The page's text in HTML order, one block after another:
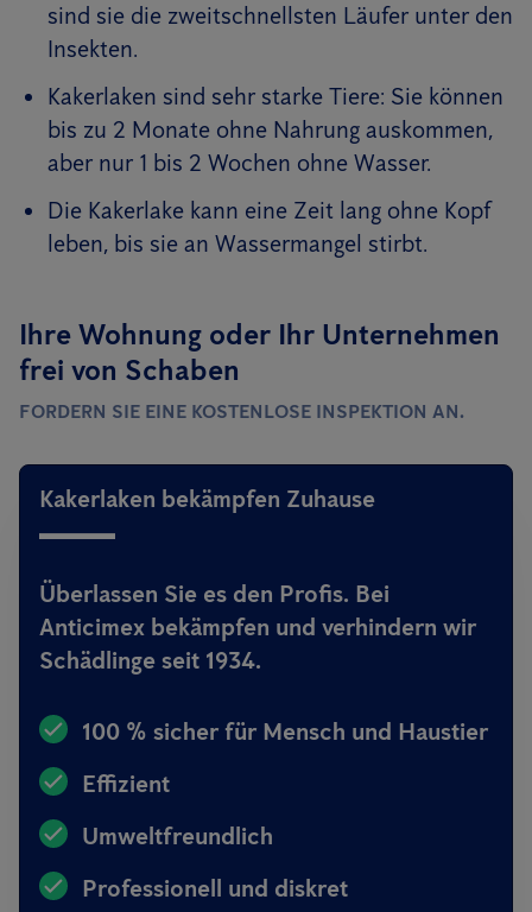
sind sie die zweitschnellsten Läufer unter den
Insekten.
Kakerlaken sind sehr starke Tiere: Sie können
bis zu 2 Monate ohne Nahrung auskommen,
aber nur 1 bis 2 Wochen ohne Wasser.
Die Kakerlake kann eine Zeit lang ohne Kopf
leben, bis sie an Wassermangel stirbt.
Ihre Wohnung oder Ihr Unternehmen
frei von Schaben
FORDERN SIE EINE KOSTENLOSE INSPEKTION AN.
Kakerlaken bekämpfen Zuhause
Überlassen Sie es den Profis. Bei
Anticimex bekämpfen und verhindern wir
Schädlinge seit 1934.
100 % sicher für Mensch und Haustier
Effizient
Umweltfreundlich
Professionell und diskret